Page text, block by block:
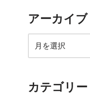
アーカイブ
カテゴリー